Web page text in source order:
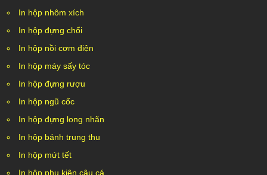
In hộp nhôm xích
In hộp đựng chổi
In hộp nồi cơm điện
In hộp máy sấy tóc
In hộp đựng rượu
In hộp ngũ cốc
In hộp đựng long nhãn
In hộp bánh trung thu
In hộp mứt tết
In hộp phụ kiện câu cá